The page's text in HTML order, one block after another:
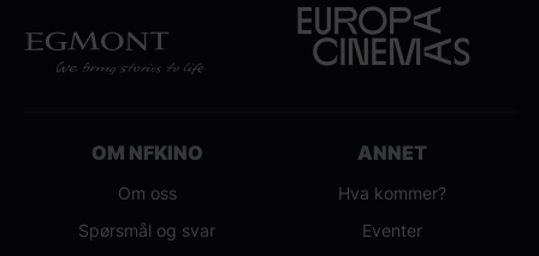
OM NFKINO
Om oss
Spørsmål og svar
ANNET
Hva kommer?
Eventer